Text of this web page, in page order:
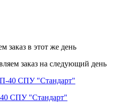
заказ в этот же день
заказ на следующий день
СПУ "Стандарт"